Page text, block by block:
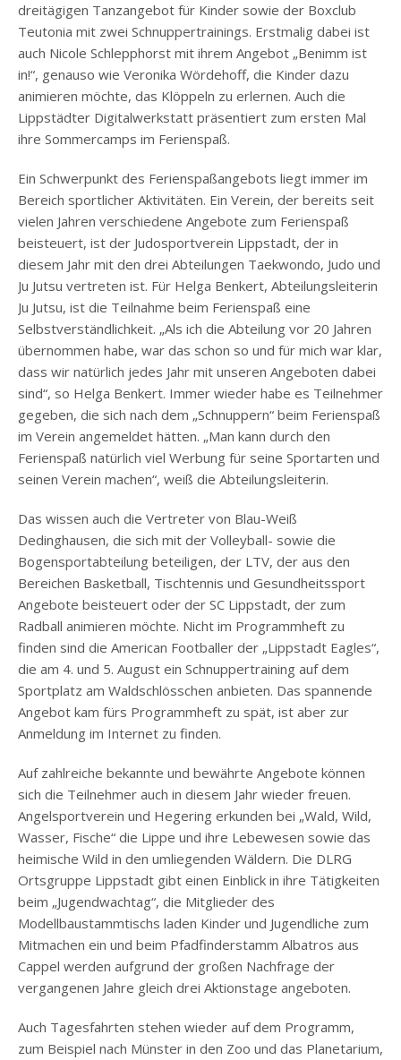
dreitägigen Tanzangebot für Kinder sowie der Boxclub
Teutonia mit zwei Schnuppertrainings. Erstmalig dabei ist
auch Nicole Schlepphorst mit ihrem Angebot „Benimm ist
in!“, genauso wie Veronika Wördehoff, die Kinder dazu
animieren möchte, das Klöppeln zu erlernen. Auch die
Lippstädter Digitalwerkstatt präsentiert zum ersten Mal
ihre Sommercamps im Ferienspaß.
Ein Schwerpunkt des Ferienspaßangebots liegt immer im
Bereich sportlicher Aktivitäten. Ein Verein, der bereits seit
vielen Jahren verschiedene Angebote zum Ferienspaß
beisteuert, ist der Judosportverein Lippstadt, der in
diesem Jahr mit den drei Abteilungen Taekwondo, Judo und
Ju Jutsu vertreten ist. Für Helga Benkert, Abteilungsleiterin
Ju Jutsu, ist die Teilnahme beim Ferienspaß eine
Selbstverständlichkeit. „Als ich die Abteilung vor 20 Jahren
übernommen habe, war das schon so und für mich war klar,
dass wir natürlich jedes Jahr mit unseren Angeboten dabei
sind“, so Helga Benkert. Immer wieder habe es Teilnehmer
gegeben, die sich nach dem „Schnuppern“ beim Ferienspaß
im Verein angemeldet hätten. „Man kann durch den
Ferienspaß natürlich viel Werbung für seine Sportarten und
seinen Verein machen“, weiß die Abteilungsleiterin.
Das wissen auch die Vertreter von Blau-Weiß
Dedinghausen, die sich mit der Volleyball- sowie die
Bogensportabteilung beteiligen, der LTV, der aus den
Bereichen Basketball, Tischtennis und Gesundheitssport
Angebote beisteuert oder der SC Lippstadt, der zum
Radball animieren möchte. Nicht im Programmheft zu
finden sind die American Footballer der „Lippstadt Eagles“,
die am 4. und 5. August ein Schnuppertraining auf dem
Sportplatz am Waldschlösschen anbieten. Das spannende
Angebot kam fürs Programmheft zu spät, ist aber zur
Anmeldung im Internet zu finden.
Auf zahlreiche bekannte und bewährte Angebote können
sich die Teilnehmer auch in diesem Jahr wieder freuen.
Angelsportverein und Hegering erkunden bei „Wald, Wild,
Wasser, Fische“ die Lippe und ihre Lebewesen sowie das
heimische Wild in den umliegenden Wäldern. Die DLRG
Ortsgruppe Lippstadt gibt einen Einblick in ihre Tätigkeiten
beim „Jugendwachtag“, die Mitglieder des
Modellbaustammtischs laden Kinder und Jugendliche zum
Mitmachen ein und beim Pfadfinderstamm Albatros aus
Cappel werden aufgrund der großen Nachfrage der
vergangenen Jahre gleich drei Aktionstage angeboten.
Auch Tagesfahrten stehen wieder auf dem Programm,
zum Beispiel nach Münster in den Zoo und das Planetarium,